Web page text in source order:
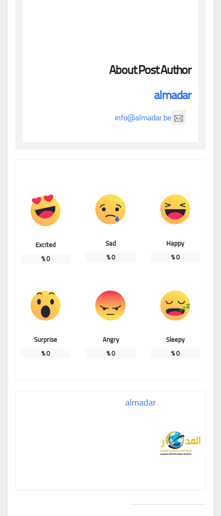
About Post Author
almadar
info@almadar.be
Happy
0
%
Sad
0
%
Excited
0
%
Sleepy
0
%
Angry
0
%
Surprise
0
%
almadar